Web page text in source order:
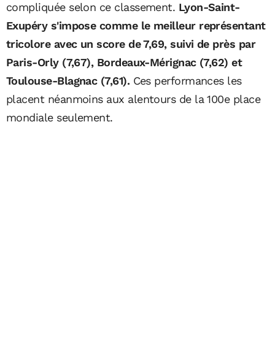
compliquée selon ce classement. Lyon-Saint-
Exupéry s'impose comme le meilleur représentant
tricolore avec un score de 7,69, suivi de près par
Paris-Orly (7,67), Bordeaux-Mérignac (7,62) et
Toulouse-Blagnac (7,61). Ces performances les
placent néanmoins aux alentours de la 100e place
mondiale seulement.